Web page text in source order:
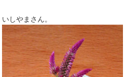
いしやまさん。